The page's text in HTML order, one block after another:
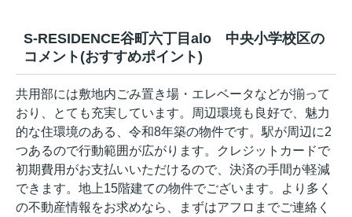
S-RESIDENCE谷町六丁目alo 中央小学校区の
コメント(おすすめポイント)
共用部には敷地内ごみ置き場・エレベータなどが揃って
おり、とても充実しています。周辺環境も良好で、魅力
的な住環境のある、令和8年築の物件です。駅が周辺に2
つあるので行動範囲が広がります。クレジットカードで
初期費用がお支払いいただけるので、決済の手間が軽減
できます。地上15階建ての物件でございます。より多く
の不動産情報をお求めなら、まずはアフロまでご連絡く